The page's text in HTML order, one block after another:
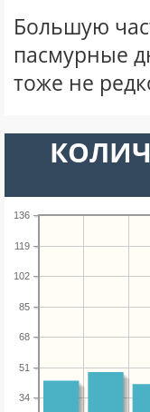
Большую
пасмурные
тоже не
34
51
68
85
102
119
136